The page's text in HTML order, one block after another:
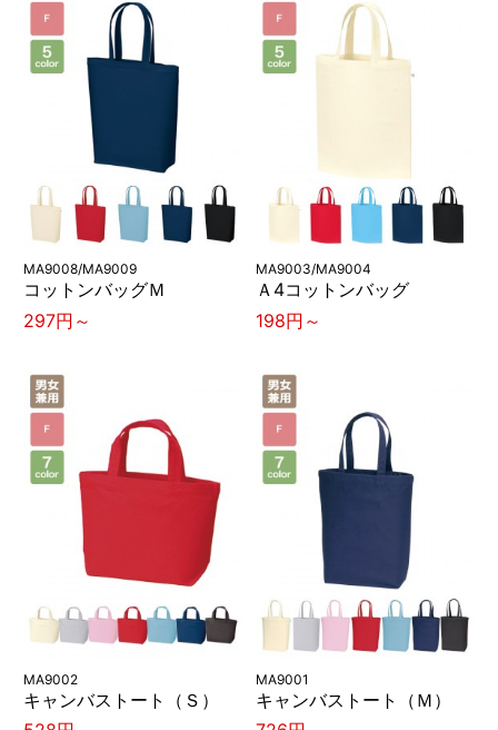
MA9008/MA9009
コットンバッグＭ
297円～
MA9003/MA9004
Ａ4コットンバッグ
198円～
MA9002
キャンバストート（Ｓ）
MA9001
キャンバストート（Ｍ）